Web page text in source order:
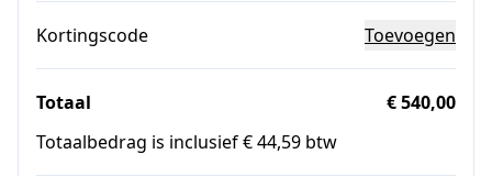
Kortingscode Toevoegen
Totaal
€ 540,00
Totaalbedrag is inclusief € 44,59 btw